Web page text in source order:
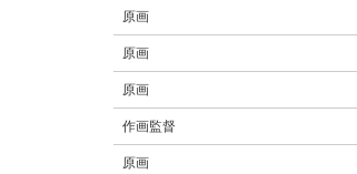
原画
原画
原画
作画監督
原画